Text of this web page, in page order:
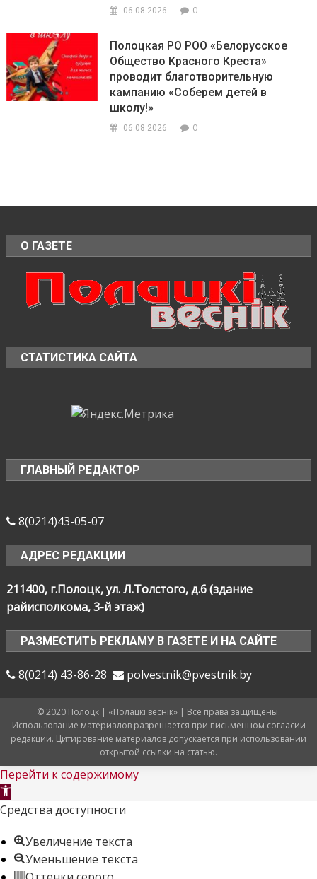
06.08.2026 0
Полоцкая РО РОО «Белорусское
Общество Красного Креста»
проводит благотворительную
кампанию «Соберем детей в
школу!»
06.08.2026 0
О ГАЗЕТЕ
СТАТИСТИКА САЙТА
ГЛАВНЫЙ РЕДАКТОР
8(0214)43-05-07
АДРЕС РЕДАКЦИИ
211400, г.Полоцк, ул. Л.Толстого, д.6 (здание
райисполкома, 3-й этаж)
РАЗМЕСТИТЬ РЕКЛАМУ В ГАЗЕТЕ И НА САЙТЕ
8(0214) 43-86-28 polvestnik@pvestnik.by
© 2020 Полоцк | «Полацкі веснік» | Все права защищены.
Использование материалов разрешается при письменном согласии
редакции. Цитирование материалов допускается при использовании
открытой ссылки на статью.
Перейти к содержимому
Открыть
панель
Средства доступности
Увеличение текста
Уменьшение текста